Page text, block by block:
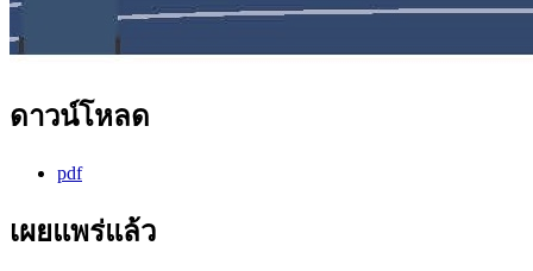
ดาวน์โหลด
pdf
เผยแพร่แล้ว